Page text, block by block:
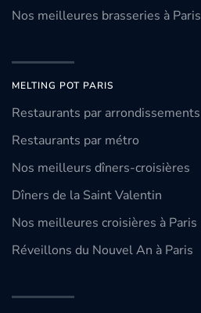
Nos meilleures brasseries à Paris
MELTING POT PARIS
Restaurants par arrondissements
Restaurants par métro
Nos meilleurs dîners-croisières
Dîners de la Saint Valentin
Nos meilleures croisières à Paris
Réveillons du Nouvel An à Paris